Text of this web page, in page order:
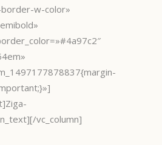
w-color»
vc_column]